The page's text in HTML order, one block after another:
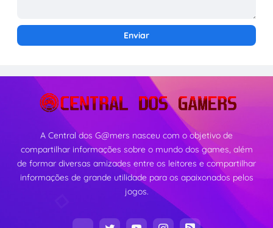
A Central dos G@mers nasceu com o objetivo de
compartilhar informações sobre o mundo dos games, além
de formar diversas amizades entre os leitores e compartilhar
informações de grande utilidade para os apaixonados pelos
jogos.